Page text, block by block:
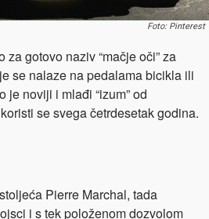
Foto: Pinterest
za gotovo naziv “mačje oči” za
se nalaze na pedalama bicikla ili
je noviji i mlađi “izum” od
se svega četrdesetak godina.
Pierre Marchal, tada
i s tek položenom dozvolom